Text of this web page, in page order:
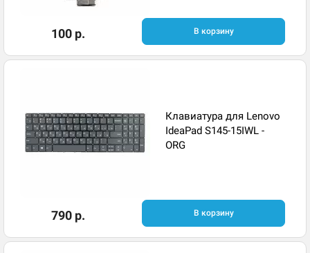
100 р. В корзину
Клавиатура для Lenovo
IdeaPad S145-15IWL -
ORG
790 р. В корзину